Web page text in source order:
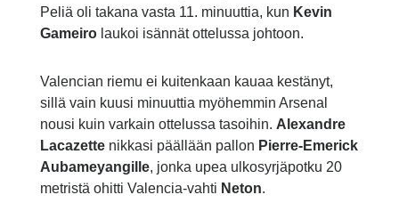
Peliä oli takana vasta 11. minuuttia, kun Kevin
Gameirolaukoi isännät ottelussa johtoon.
Valencian riemu ei kuitenkaan kauaa kestänyt,
sillä vain kuusi minuuttia myöhemmin Arsenal
nousi kuin varkain ottelussa tasoihin. Alexandre
Lacazettenikkasi päällään pallon Pierre-Emerick
Aubameyangille, jonka upea ulkosyrjäpotku 20
metristä ohitti Valencia-vahti Neton.